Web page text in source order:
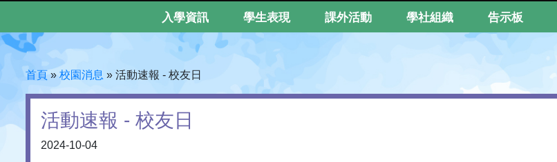
入學資訊 學生表現 課外活動 學社組織 告示板
首頁 » 校園消息 » 活動速報 - 校友日
活動速報 - 校友日
2024-10-04